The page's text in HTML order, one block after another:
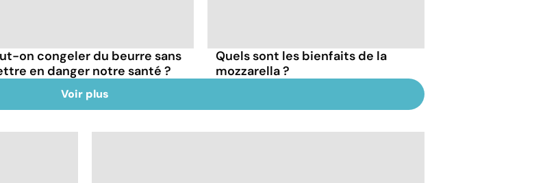
on congeler du beurre sans
en danger notre santé ?
Quels sont les bienfaits de la
mozzarella ?
Voir plus